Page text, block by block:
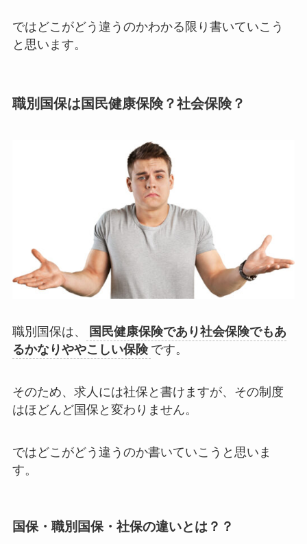
ではどこがどう違うのかわかる限り書いていこう
と思います。
職別国保は国民健康保険？社会保険？
職別国保は、
国民健康保険であり社会保険でもあ
るかなりややこしい保険 です。
そのため、求人には社保と書けますが、その制度
はほどんど国保と変わりません。
ではどこがどう違うのか書いていこうと思いま
す。
国保・職別国保・社保の違いとは？？